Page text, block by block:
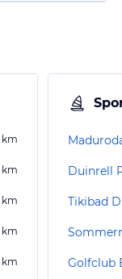
km
km
km
km
km
Duinrell
Tikibad
Golfclub